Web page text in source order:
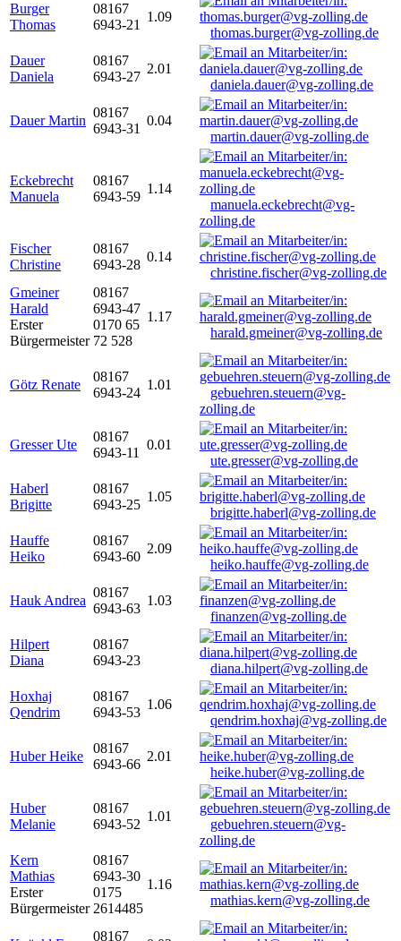
Burger
Thomas
08167
6943-21
1.09
thomas.burger@vg-zolling.de
Dauer
Daniela
08167
6943-27
2.01
daniela.dauer@vg-zolling.de
Dauer Martin
08167
6943-31
0.04
martin.dauer@vg-zolling.de
Eckebrecht
Manuela
08167
6943-59
1.14
manuela.eckebrecht@vg-
zolling.de
Fischer
Christine
08167
6943-28
0.14
christine.fischer@vg-zolling.de
Gmeiner
Harald
Erster
Bürgermeister
08167
6943-47
0170 65
72 528
1.17
harald.gmeiner@vg-zolling.de
Götz Renate
08167
6943-24
1.01
gebuehren.steuern@vg-
zolling.de
Gresser Ute
08167
6943-11
0.01
ute.gresser@vg-zolling.de
Haberl
Brigitte
08167
6943-25
1.05
brigitte.haberl@vg-zolling.de
Hauffe
Heiko
08167
6943-60
2.09
heiko.hauffe@vg-zolling.de
Hauk Andrea
08167
6943-63
1.03
finanzen@vg-zolling.de
Hilpert
Diana
08167
6943-23
diana.hilpert@vg-zolling.de
Hoxhaj
Qendrim
08167
6943-53
1.06
qendrim.hoxhaj@vg-zolling.de
Huber Heike
08167
6943-66
2.01
heike.huber@vg-zolling.de
Huber
Melanie
08167
6943-52
1.01
gebuehren.steuern@vg-
zolling.de
Kern
Mathias
Erster
Bürgermeister
08167
6943-30
0175
2614485
1.16
mathias.kern@vg-zolling.de
08167